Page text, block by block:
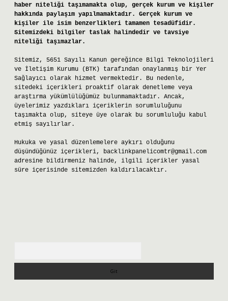
haber niteliği taşımamakta olup, gerçek kurum ve kişiler
hakkında paylaşım yapılmamaktadır. Gerçek kurum ve
kişiler ile isim benzerlikleri tamamen tesadüfidir.
Sitemizdeki bilgiler taslak halindedir ve tavsiye
niteliği taşımazlar.
Sitemiz, 5651 Sayılı Kanun gereğince Bilgi Teknolojileri
ve İletişim Kurumu (BTK) tarafından onaylanmış bir Yer
Sağlayıcı olarak hizmet vermektedir. Bu nedenle,
sitedeki içerikleri proaktif olarak denetleme veya
araştırma yükümlülüğümüz bulunmamaktadır. Ancak,
üyelerimiz yazdıkları içeriklerin sorumluluğunu
taşımakta olup, siteye üye olarak bu sorumluluğu kabul
etmiş sayılırlar.
Hukuka ve yasal düzenlemelere aykırı olduğunu
düşündüğünüz içerikleri, backlinkpanelicomtr@gmail.com
adresine bildirmeniz halinde, ilgili içerikler yasal
süre içerisinde sitemizden kaldırılacaktır.